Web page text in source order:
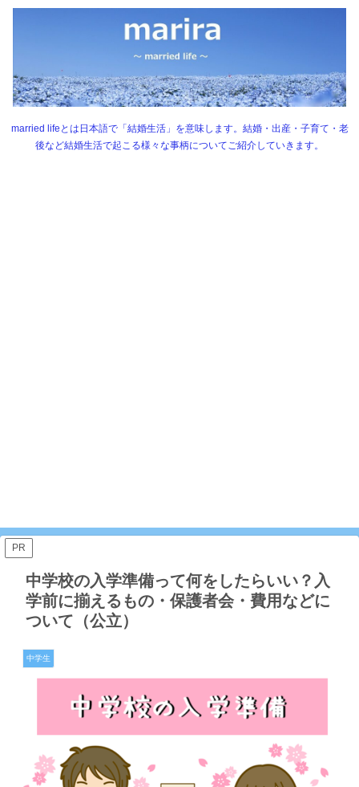
married lifeとは日本語で「結婚生活」を意味します。結婚・出産・子育て・老
後など結婚生活で起こる様々な事柄についてご紹介していきます。
PR
中学校の入学準備って何をしたらいい？入
学前に揃えるもの・保護者会・費用などに
ついて（公立）
中学生